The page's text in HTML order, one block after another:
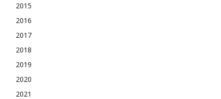
2015
2016
2017
2018
2019
2020
2021